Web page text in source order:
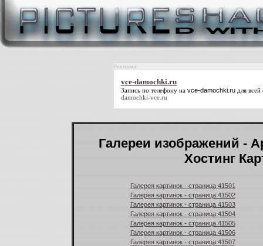
Реклама:
vce-damochki.ru
Запись по телефону на vce-damochki.ru для
damochki-vce.ru
Галереи изображений -
Хостинг
Галерея картинок - страница 41501
Галерея картинок - страница 41502
Галерея картинок - страница 41503
Галерея картинок - страница 41504
Галерея картинок - страница 41505
Галерея картинок - страница 41506
Галерея картинок - страница 41507